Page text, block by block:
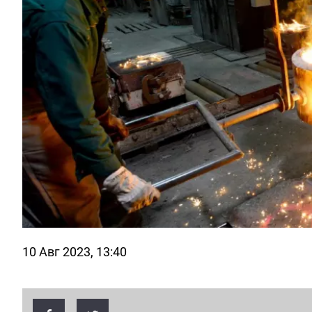
10 Авг 2023, 13:40